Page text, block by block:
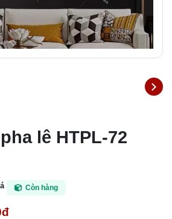
lê HTPL-72
Còn hàng